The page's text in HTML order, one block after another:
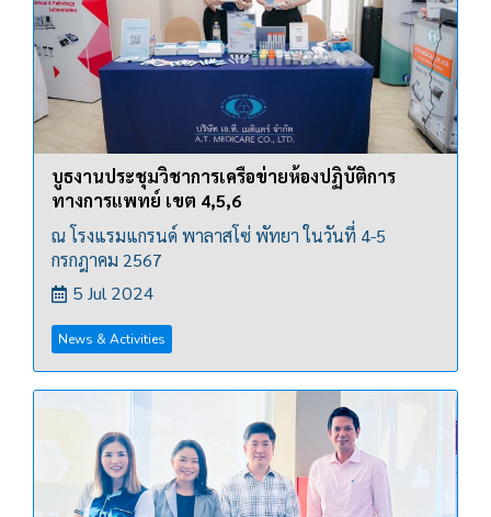
บูธงานประชุมวิชาการเครือข่ายห้องปฏิบัติการ
ทางการแพทย์ เขต 4,5,6
ณ โรงแรมแกรนด์ พาลาสโซ่ พัทยา ในวันที่ 4-5
กรกฎาคม 2567
5 Jul 2024
News & Activities